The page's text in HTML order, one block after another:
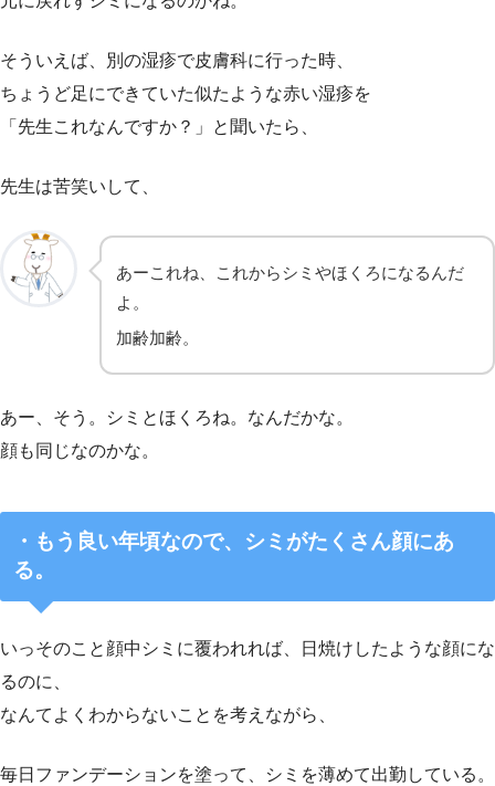
そういえば、別の湿疹で皮膚科に行った時、
ちょうど足にできていた似たような赤い湿疹を
「先生これなんですか？」と聞いたら、
先生は苦笑いして、
あーこれね、これからシミやほくろになるんだ
よ。
加齢加齢。
あー、そう。シミとほくろね。なんだかな。
顔も同じなのかな。
・ もう良い年頃なので、シミがたくさん顔にあ
る。
いっそのこと顔中シミに覆われれば、日焼けしたような顔にな
るのに、
なんてよくわからないことを考えながら、
毎日ファンデーションを塗って、シミを薄めて出勤している。